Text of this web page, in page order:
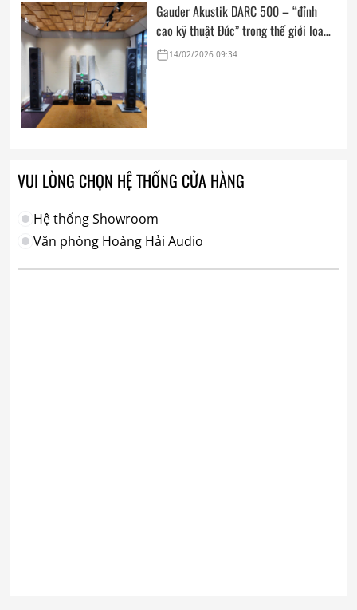
Gauder Akustik DARC 500 – “đỉnh
cao kỹ thuật Đức” trong thế giới loa
hi-end tham chiếu
14/02/2026 09:34
VUI LÒNG CHỌN HỆ THỐNG CỬA HÀNG
Hệ thống Showroom
Văn phòng Hoàng Hải Audio